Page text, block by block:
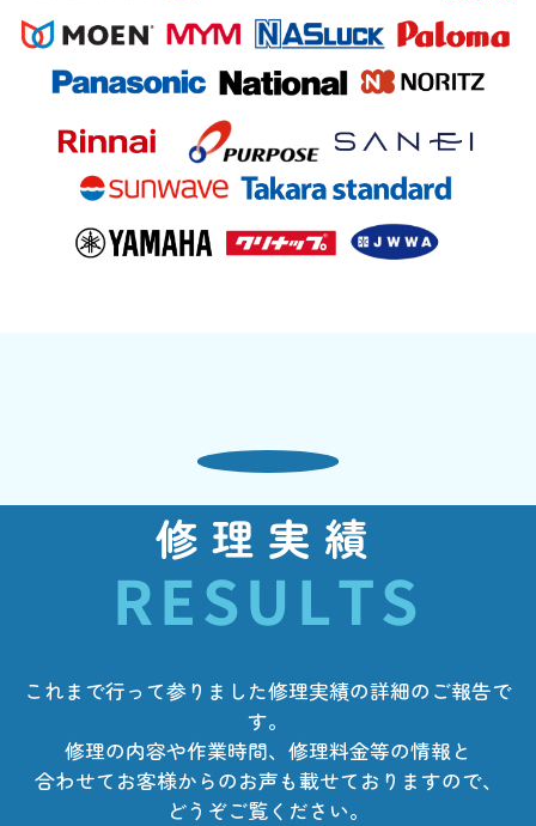
修理実績
RESULTS
これまで行って参りました修理実績の詳細のご報告で
す。
修理の内容や作業時間、修理料金等の情報と
合わせてお客様からのお声も載せておりますので、
どうぞご覧ください。